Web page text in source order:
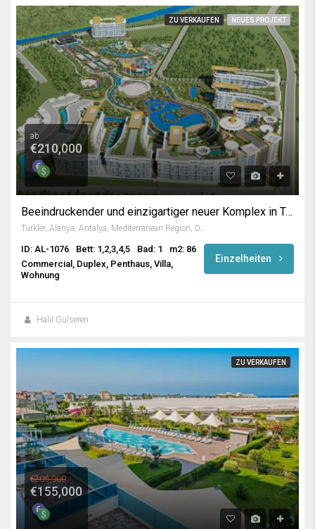
ZU VERKAUFEN NEUES PROJEKT
ab
€210,000
Beeindruckender und einzigartiger neuer Komplex in Türkler Alanya
Türkler, Alanya, Antalya, Mediterranean Region, 07410, Turkey
ID: AL-1076 Bett: 1,2,3,4,5 Bad: 1
m2: 86
Commercial, Duplex, Penthaus, Villa,
Wohnung
Einzelheiten
Halil Gülseren
ZU VERKAUFEN
€206,000
€155,000